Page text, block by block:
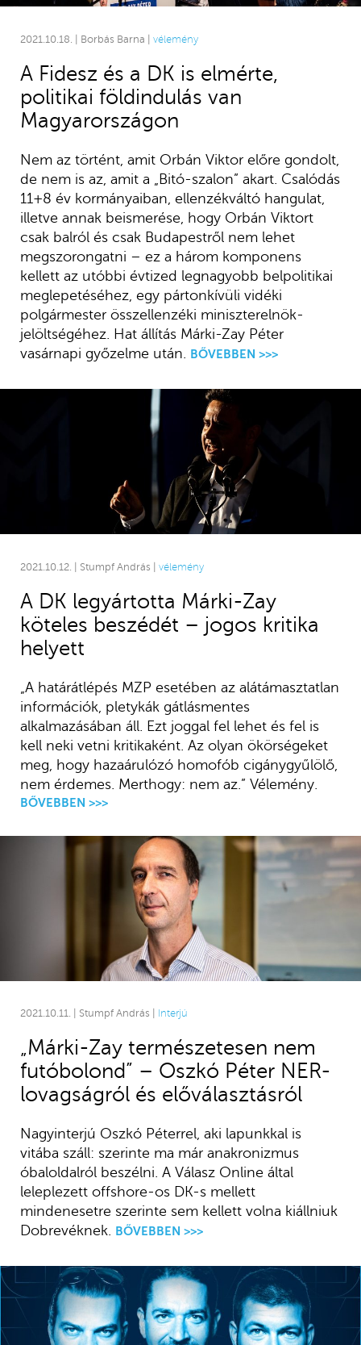
2021.10.18. | Borbás Barna | vélemény
A Fidesz és a DK is elmérte,
politikai földindulás van
Magyarországon
Nem az történt, amit Orbán Viktor előre gondolt,
de nem is az, amit a „Bitó-szalon” akart. Csalódás
11+8 év kormányaiban, ellenzékváltó hangulat,
illetve annak beismerése, hogy Orbán Viktort
csak balról és csak Budapestről nem lehet
megszorongatni – ez a három komponens
kellett az utóbbi évtized legnagyobb belpolitikai
meglepetéséhez, egy pártonkívüli vidéki
polgármester összellenzéki miniszterelnök-
jelöltségéhez. Hat állítás Márki-Zay Péter
vasárnapi győzelme után.
BŐVEBBEN >>>
2021.10.12. | Stumpf András | vélemény
A DK legyártotta Márki-Zay
köteles beszédét – jogos kritika
helyett
„A határátlépés MZP esetében az alátámasztatlan
információk, pletykák gátlásmentes
alkalmazásában áll. Ezt joggal fel lehet és fel is
kell neki vetni kritikaként. Az olyan ökörségeket
meg, hogy hazaárulózó homofób cigánygyűlölő,
nem érdemes. Merthogy: nem az.” Vélemény.
BŐVEBBEN >>>
2021.10.11. | Stumpf András | Interjú
„Márki-Zay természetesen nem
futóbolond” – Oszkó Péter NER-
lovagságról és előválasztásról
Nagyinterjú Oszkó Péterrel, aki lapunkkal is
vitába száll: szerinte ma már anakronizmus
óbaloldalról beszélni. A Válasz Online által
leleplezett offshore-os DK-s mellett
mindenesetre szerinte sem kellett volna kiállniuk
Dobrevéknek. BŐVEBBEN >>>